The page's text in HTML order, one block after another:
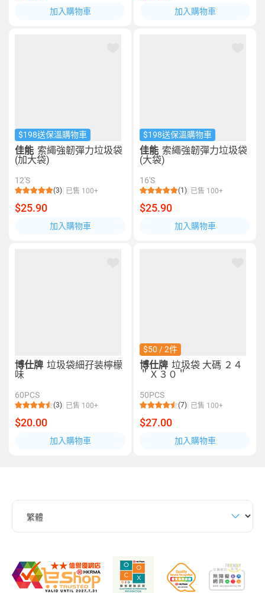
加入購物車 加入購物車
$198送保溫購物車
佳能 索繩強韌彈力垃圾袋
(加大袋)
12'S
(3) 已售 100+
$25.90
加入購物車
$198送保溫購物車
佳能 索繩強韌彈力垃圾袋
(大袋)
16'S
(1) 已售 100+
$25.90
加入購物車
博仕牌 垃圾袋細孖装檸檬
味
60PCS
(3) 已售 100+
$20.00
加入購物車
$50 / 2件
博仕牌 垃圾袋 大碼 ２４
＂Ｘ３０＂
50PCS
(7) 已售 100+
$27.00
加入購物車